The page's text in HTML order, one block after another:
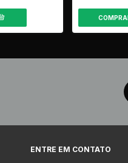
ENTRE EM CONTATO